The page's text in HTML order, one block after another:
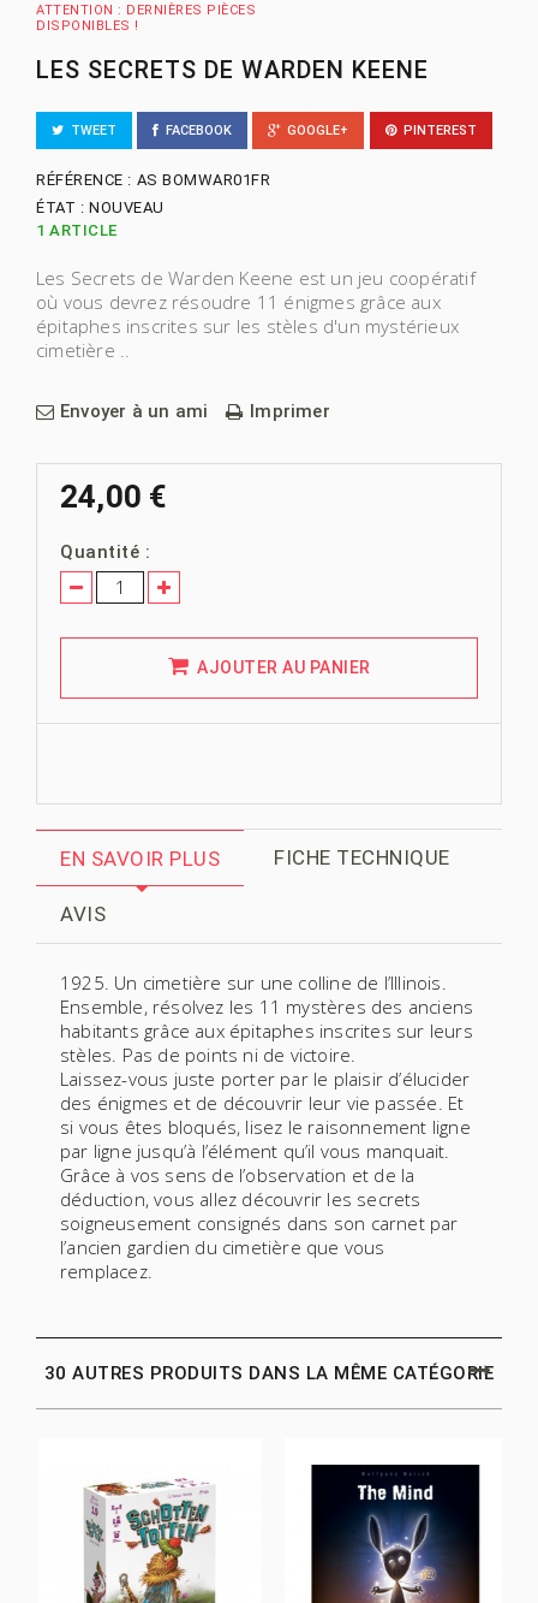
ATTENTION : DERNIÈRES PIÈCES
DISPONIBLES !
LES SECRETS DE WARDEN KEENE
TWEET FACEBOOK GOOGLE+ PINTEREST
RÉFÉRENCE : AS BOMWAR01FR
ÉTAT : NOUVEAU
1 ARTICLE
Les Secrets de Warden Keene est un jeu coopératif
où vous devrez résoudre 11 énigmes grâce aux
épitaphes inscrites sur les stèles d'un mystérieux
cimetière ..
Envoyer à un ami Imprimer
24,00 €
Quantité :
AJOUTER AU PANIER
EN SAVOIR PLUS FICHE TECHNIQUE
AVIS
1925. Un cimetière sur une colline de l’Illinois.
Ensemble, résolvez les 11 mystères des anciens
habitants grâce aux épitaphes inscrites sur leurs
stèles. Pas de points ni de victoire.
Laissez-vous juste porter par le plaisir d’élucider
des énigmes et de découvrir leur vie passée. Et
si vous êtes bloqués, lisez le raisonnement ligne
par ligne jusqu’à l’élément qu’il vous manquait.
Grâce à vos sens de l’observation et de la
déduction, vous allez découvrir les secrets
soigneusement consignés dans son carnet par
l’ancien gardien du cimetière que vous
remplacez.
30 AUTRES PRODUITS DANS LA MÊME CATÉGORIE